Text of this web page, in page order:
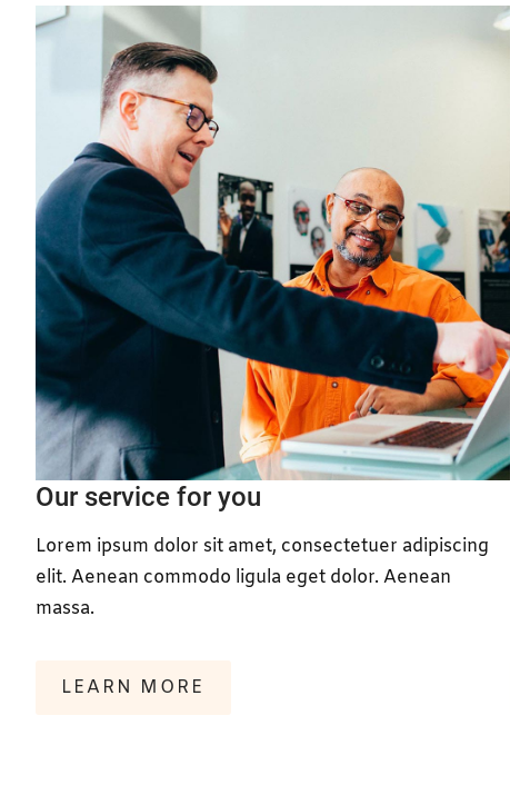
Our service for you
Lorem ipsum dolor sit amet, consectetuer adipiscing
elit. Aenean commodo ligula eget dolor. Aenean
massa.
LEARN MORE